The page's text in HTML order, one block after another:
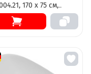
170 х 75 см,
камень,
белый матовый